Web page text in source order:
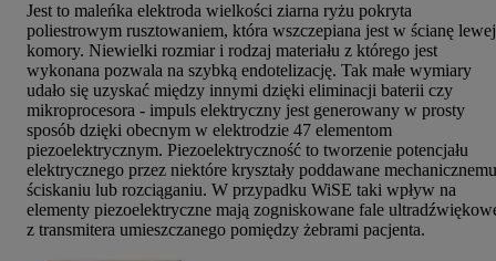
Jest to maleńka elektroda wielkości ziarna ryżu pokryta
poliestrowym rusztowaniem, która wszczepiana jest w ścianę lewej
komory. Niewielki rozmiar i rodzaj materiału z którego jest
wykonana pozwala na szybką endotelizację. Tak małe wymiary
udało się uzyskać między innymi dzięki eliminacji baterii czy
mikroprocesora - impuls elektryczny jest generowany w prosty
sposób dzięki obecnym w elektrodzie 47 elementom
piezoelektrycznym. Piezoelektryczność to tworzenie potencjału
elektrycznego przez niektóre kryształy poddawane mechanicznemu
ściskaniu lub rozciąganiu. W przypadku WiSE taki wpływ na
elementy piezoelektryczne mają zogniskowane fale
z transmitera umieszczanego pomiędzy żebrami pacjenta.